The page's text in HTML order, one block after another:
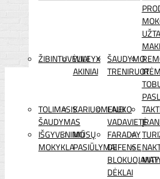
ŽIBINTUVĖLIAI
WILEYX
AKINIAI
ŠAUDYMO
IR
TOLIMASIS
ŠAUDYMAS
KARIUOMENEI
LAUKO
VADAVIETĖ
IŠGYVENIMO
MOKYKLA
MŪSŲ
PASIŪLYMAI
FARADAY
DEFENSE
DĖKLAI